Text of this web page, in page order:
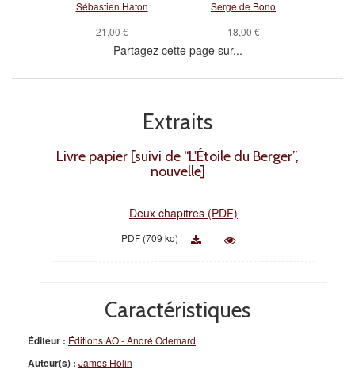
Sébastien Haton
21,00 €
Serge de Bono
18,00 €
Partagez cette page sur...
Extraits
Livre papier [suivi de “L'Étoile du Berger”,
nouvelle]
Deux chapitres (PDF)
PDF (709 ko)
Caractéristiques
Éditeur : Éditions AO - André Odemard
Auteur(s) : James Holin